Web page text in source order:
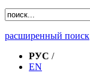
расширенный поиск
РУС /
EN